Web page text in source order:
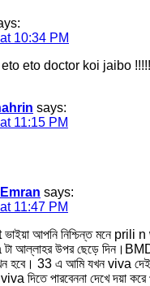
10:34 PM
eto doctor koi jaibo !!!!!
says:
11:15 PM
says:
11:47 PM
আপনি নিশ্চিন্ত মনে prili
টা আল্লাহর উপর ছেড়ে
হবে। 33 এ আমি যখন viva
দিতে পারবেননা দেখে দয়া